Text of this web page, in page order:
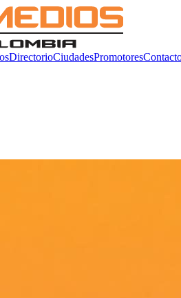
DirectorioCiudadesPromotores